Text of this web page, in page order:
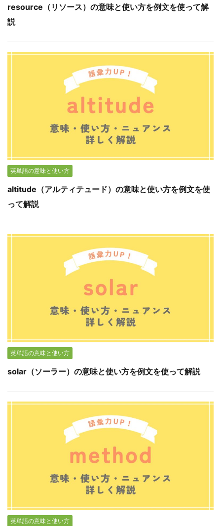
resource（リソース）の意味と使い方を例文を使って解
説
英単語の意味と使い方
altitude（アルティテュード）の意味と使い方を例文を使
って解説
英単語の意味と使い方
solar（ソーラー）の意味と使い方を例文を使って解説
英単語の意味と使い方